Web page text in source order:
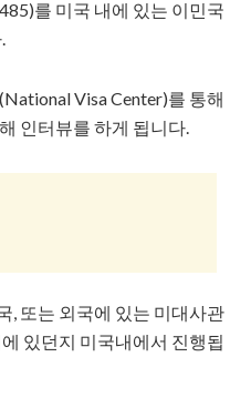
를 미국 내에 있는 이민국
Visa Center)를 통해
인터뷰를 하게 됩니다.
, 또는 외국에 있는 미대사관
있던지 미국내에서 진행됩